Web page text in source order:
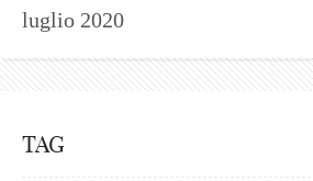
luglio 2020
TAG